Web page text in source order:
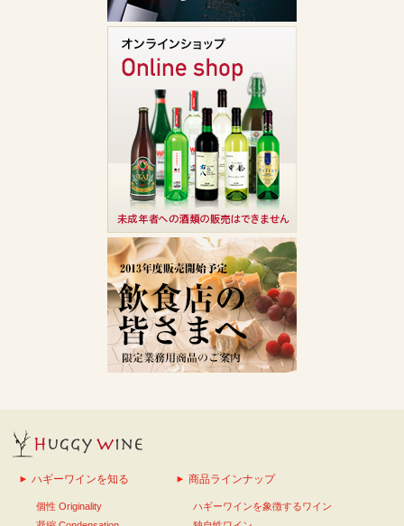
ハギーワインを知る
個性 Originality
商品ラインナップ
ハギーワインを象徴するワイン